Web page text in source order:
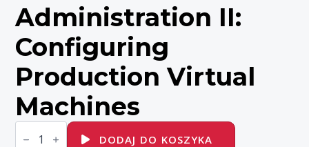
Administration II:
Configuring
Production Virtual
Machines
ilość
DO256 DODAJ DO KOSZYKA